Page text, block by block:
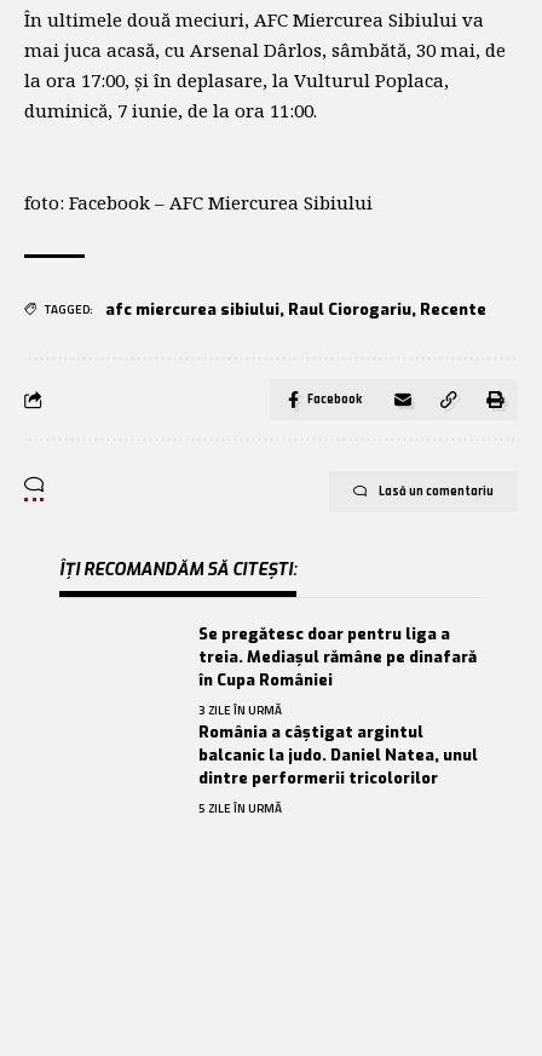
În ultimele două meciuri, AFC Miercurea Sibiului va
mai juca acasă, cu Arsenal Dârlos, sâmbătă, 30 mai, de
la ora 17:00, și în deplasare, la Vulturul Poplaca,
duminică, 7 iunie, de la ora 11:00.
foto: Facebook – AFC Miercurea Sibiului
TAGGED: afc miercurea sibiului, Raul Ciorogariu, Recente
Facebook
Lasă un comentariu
ÎȚI RECOMANDĂM SĂ CITEȘTI:
Se pregătesc doar pentru liga a
treia. Mediașul rămâne pe dinafară
în Cupa României
3 ZILE ÎN URMĂ
România a câștigat argintul
balcanic la judo. Daniel Natea, unul
dintre performerii tricolorilor
5 ZILE ÎN URMĂ